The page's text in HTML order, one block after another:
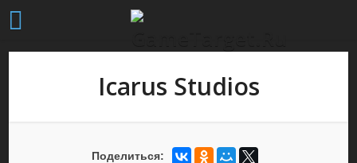
Icarus Studios
Поделиться: